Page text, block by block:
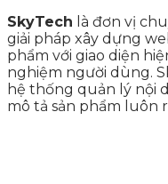
SkyTech là đơn vị
giải pháp xây dựng
phẩm với giao diện
nghiệm người dùng.
hệ thống quản lý nội
mô tả sản phẩm luôn